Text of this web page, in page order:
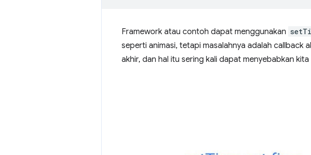
Framework atau contoh dapat menggunakan
seperti animasi, tetapi masalahnya adalah callback
akhir, dan hal itu sering kali dapat menyebabkan